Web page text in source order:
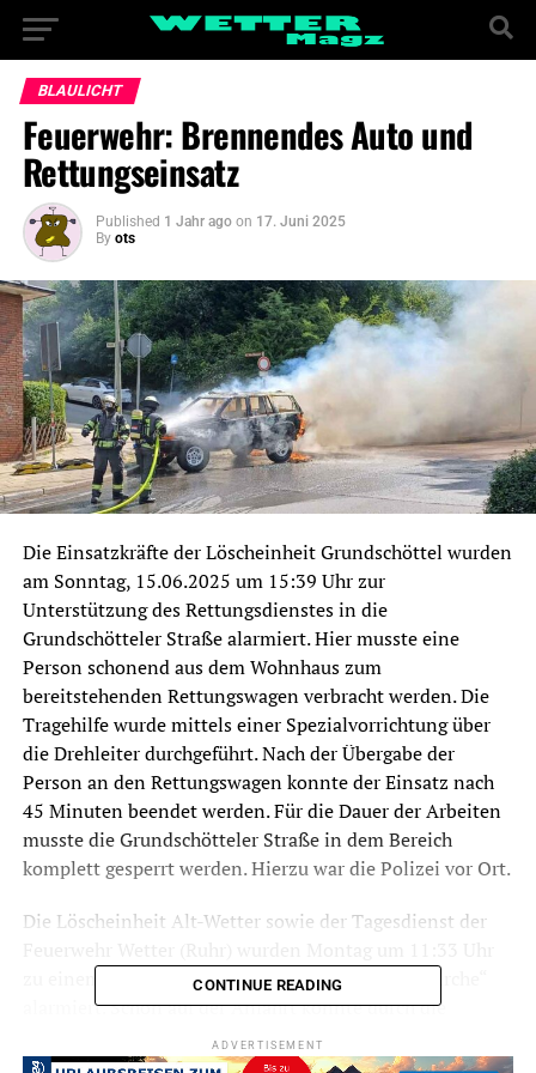
BLAULICHT
Feuerwehr: Brennendes Auto und
Rettungseinsatz
Published 1 Jahr ago on 17. Juni 2025
By ots
Die Einsatzkräfte der Löscheinheit Grundschöttel wurden
am Sonntag, 15.06.2025 um 15:39 Uhr zur
Unterstützung des Rettungsdienstes in die
Grundschötteler Straße alarmiert. Hier musste eine
Person schonend aus dem Wohnhaus zum
bereitstehenden Rettungswagen verbracht werden. Die
Tragehilfe wurde mittels einer Spezialvorrichtung über
die Drehleiter durchgeführt. Nach der Übergabe der
Person an den Rettungswagen konnte der Einsatz nach
45 Minuten beendet werden. Für die Dauer der Arbeiten
musste die Grundschötteler Straße in dem Bereich
komplett gesperrt werden. Hierzu war die Polizei vor Ort.
Die Löscheinheit Alt-Wetter sowie der Tagesdienst der
zu einem Fahrzeugbrand in der Straße „An der Kirche“
alarmiert. Schon auf der Anfahrt konnte durch die
Einsatzkräfte eine schwarze Rauchwolke wahrgenommen
werden. Beim Eintreffen der Feuerwehr brannte ein
CONTINUE READING
ADVERTISEMENT